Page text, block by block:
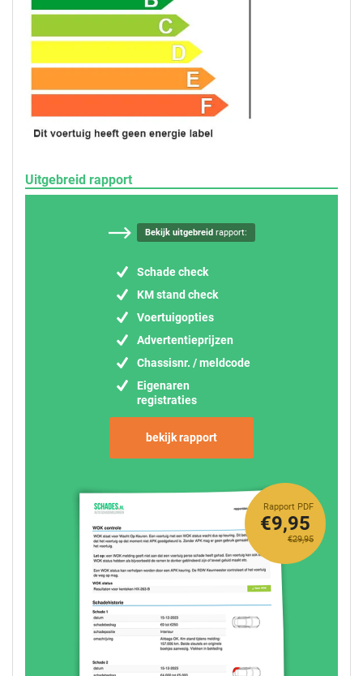
Uitgebreid rapport
Bekijk uitgebreidrapport:
Schade check
KM stand check
Voertuigopties
Advertentieprijzen
Chassisnr. / meldcode
Eigenaren
registraties
bekijk rapport
Rapport PDF
€29,95
€9,95